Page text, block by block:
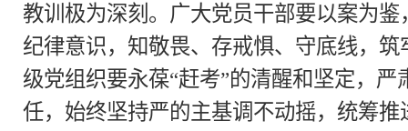
教训极为深刻。广大党员干部要以案为
纪律意识，知敬畏、存戒惧、守底线，
级党组织要永葆“赶考”的清醒和坚定，
任，始终坚持严的主基调不动摇，统筹